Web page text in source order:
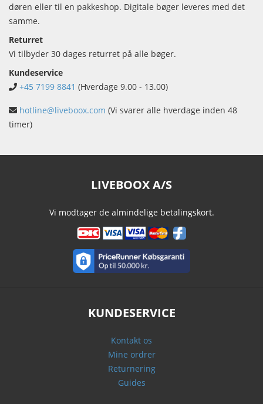
døren eller til en pakkeshop. Digitale bøger leveres med det
samme.
Returret
Vi tilbyder 30 dages returret på alle bøger.
Kundeservice
+45 7199 8841 (Hverdage 9.00 - 13.00)
hotline@liveboox.com (Vi svarer alle hverdage inden 48
timer)
LIVEBOOX A/S
Vi modtager de almindelige betalingskort.
KUNDESERVICE
Kontakt os
Mine ordrer
Returnering
Guides